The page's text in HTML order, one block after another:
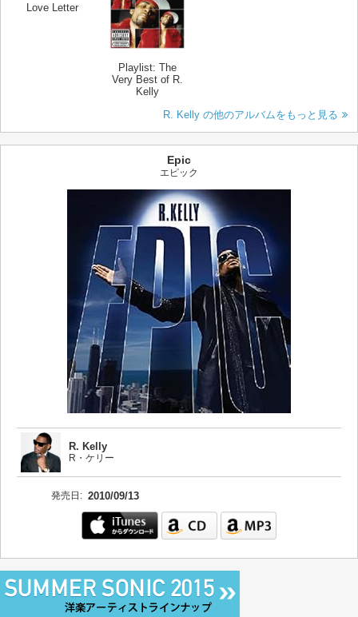
Love Letter
Playlist: The
Very Best of R.
Kelly
R. Kelly の他のアルバムをもっと見る
Epic
エピック
R. Kelly
R・ケリー
発売日: 2010/09/13